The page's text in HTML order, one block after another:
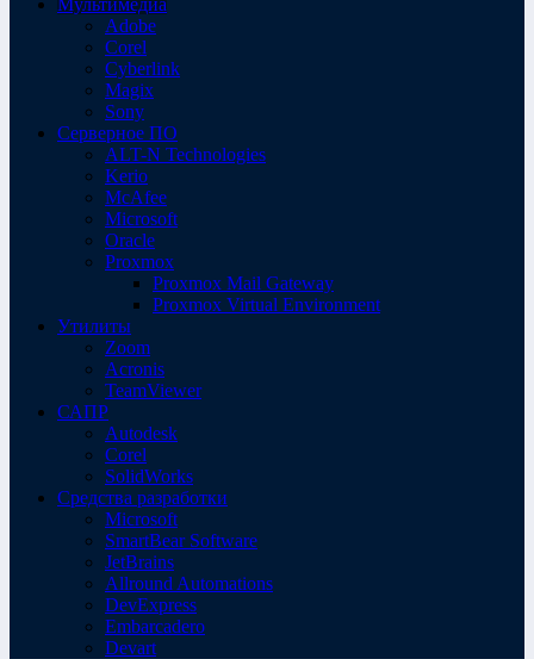
Adobe
Corel
Cyberlink
Magix
Sony
Серверное ПО
ALT-N Technologies
Kerio
McAfee
Microsoft
Oracle
Proxmox
Proxmox Mail Gateway
Proxmox Virtual Environment
Утилиты
Zoom
Acronis
TeamViewer
САПР
Autodesk
Corel
SolidWorks
Средства разработки
Microsoft
SmartBear Software
JetBrains
Allround Automations
DevExpress
Embarcadero
Devart